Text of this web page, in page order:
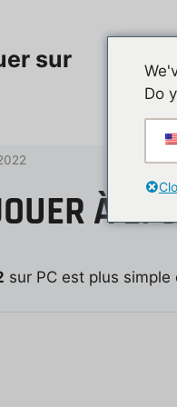
sur
Contact
À
sur PC est plus
Do